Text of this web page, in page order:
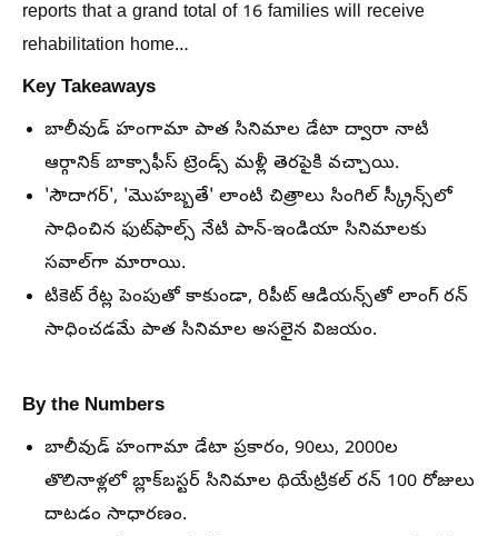
reports that a grand total of 16 families will receive
rehabilitation home…
Key Takeaways
బాలీవుడ్ హంగామా పాత సినిమాల డేటా ద్వారా నాటి
ఆర్గానిక్ బాక్సాఫీస్ ట్రెండ్స్ మళ్లీ తెరపైకి వచ్చాయి.
'సౌదాగర్', 'మొహబ్బతే' లాంటి చిత్రాలు సింగిల్ స్క్రీన్స్‌లో
సాధించిన ఫుట్‌ఫాల్స్ నేటి పాన్-ఇండియా సినిమాలకు
సవాల్‌గా మారాయి.
టికెట్ రేట్ల పెంపుతో కాకుండా, రిపీట్ ఆడియన్స్‌తో లాంగ్ రన్
సాధించడమే పాత సినిమాల అసలైన విజయం.
By the Numbers
బాలీవుడ్ హంగామా డేటా ప్రకారం, 90లు, 2000ల
తొలినాళ్లలో బ్లాక్‌బస్టర్ సినిమాల థియేట్రికల్ రన్ 100 రోజులు
దాటడం సాధారణం.